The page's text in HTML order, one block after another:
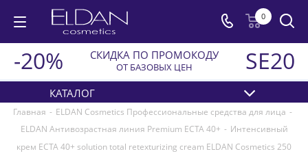
0
-20% СКИДКА ПО ПРОМОКОДУ
ОТ БАЗОВЫХ ЦЕН SE20
КАТАЛОГ
Главная - ELDAN Cosmetics Профессиональные средства для лица -
ELDAN Антивозрастная линия Premium ECTA 40+ - Интенсивный
крем ECTA 40+ solution total retexturizing cream ELDAN Cosmetics 250